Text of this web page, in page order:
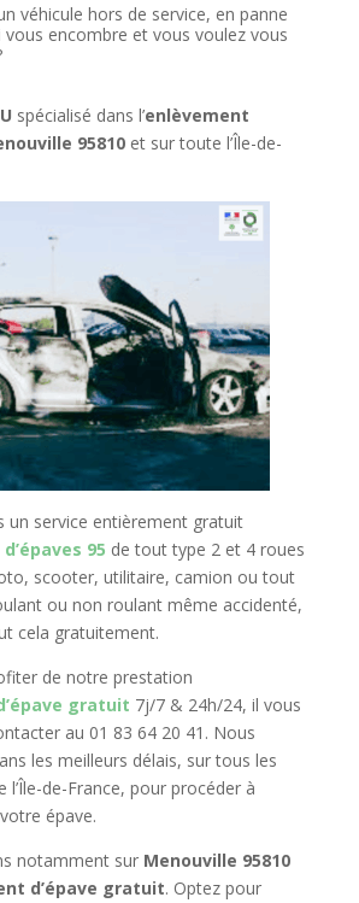
véhicule hors de service, en panne
vous encombre et vous voulez vous
spécialisé dans l’enlèvement
95810et sur toute l’Île-de-
un service entièrement gratuit
95 de tout type 2 et 4 roues
scooter, utilitaire, camion ou tout
ou non roulant même accidenté,
cela gratuitement.
de notre prestation
gratuit 7j/7 & 24h/24, il vous
au 01 83 64 20 41. Nous
les meilleurs délais, sur tous les
l’Île-de-France, pour procéder à
épave.
notamment sur Menouville 95810
d’épave gratuit. Optez pour